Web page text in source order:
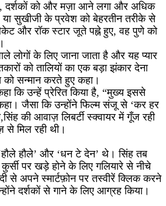
दर्शकों को और मज़ा आने लगा और अधिक
सुखीजी के प्रवेश को बेहरतीन तरीके से
और रॉक स्टार जूते पह्ने हुए, वह पुणे को
लोगों के लिए जाना जाता है और यह प्यार
को तालियों का एक बड़ा झंकार देना
को सन्मान करते हुए कहा।
कि उन्हें प्रेरित किया है, “मुख्य इससे
कहा। जैसा कि उन्होंने फिल्म संजू से ‘कर हर
की आवाज़ लिबर्टी स्क्वायर में गूँज रही
से मिल रही थी।
हौले’ और ‘धन टे देन’ थे। सिंह तब
पर खड़े होने के लिए गलियारे से नीचे
से अपने स्मार्टफ़ोन पर तस्वीरें क्लिक करने
दर्शकों से गाने के लिए आग्रह किया।